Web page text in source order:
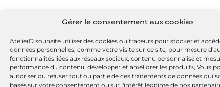
Gérer le consentement aux cookies
AtelierD souhaite utiliser des cookies ou traceurs pour stocker et
données personnelles, comme votre visite sur ce site, pour mesure
fonctionnalités liées aux réseaux sociaux, contenu personnalisé et
performance du contenu, développer et améliorer les produits, Vous
autoriser ou refuser tout ou partie de ces traitements de données qui
basés sur votre consentement ou sur l'intérêt légitime de nos